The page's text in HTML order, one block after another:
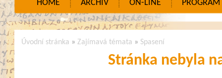
HOME ARCHIV ON-LINE PROGRAM
Úvodní stránka »Zajímavá témata » Spasení
Stránka nebyla